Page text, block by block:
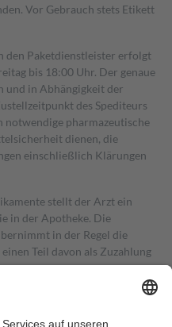
Vor Gebrauch stets Etikett
den Paketdienstleister erfolgt
bis 18:00 Uhr. Der genaue
und in Abhängigkeit der
des Spediteurs
notwendige pharmazeutische
dienen, die
einschließlich Klärungen
stellt der Arzt ein
in der Apotheke. Die
in der Regel die
Teil davon als Zuzahlung
in Höhe von zehn
nie mehr als die tatsächlichen